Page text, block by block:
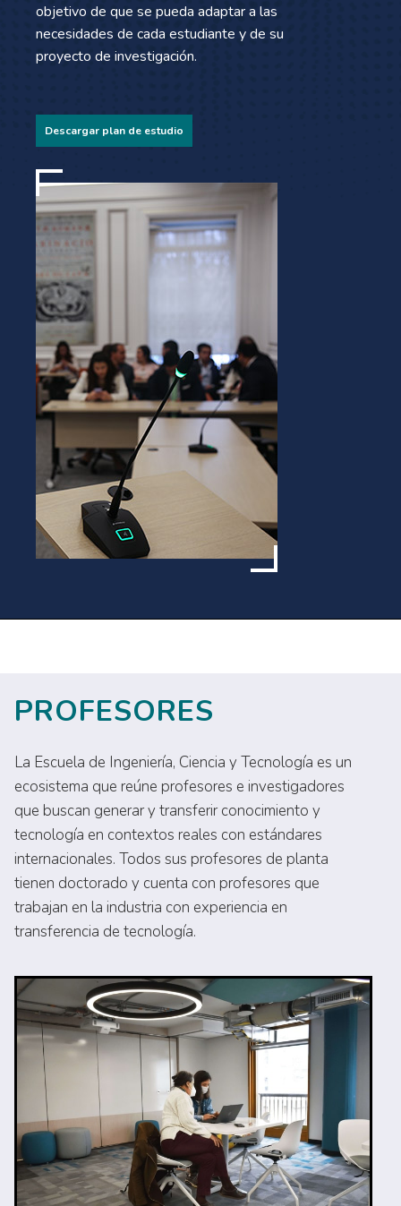
objetivo de que se pueda adaptar a las
necesidades de cada estudiante y de su
proyecto de investigación.
Descargar plan de estudio
PROFESORES
La Escuela de Ingeniería, Ciencia y Tecnología es un
ecosistema que reúne profesores e investigadores
que buscan generar y transferir conocimiento y
tecnología en contextos reales con estándares
internacionales. Todos sus profesores de planta
tienen doctorado y cuenta con profesores que
trabajan en la industria con experiencia en
transferencia de tecnología.